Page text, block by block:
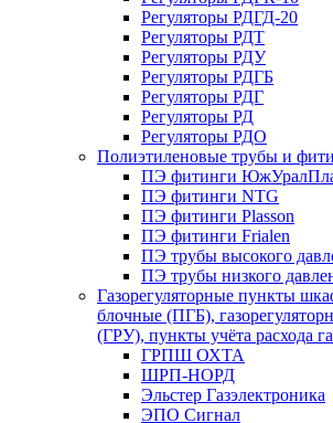
Регуляторы РДГД-20
Регуляторы РДТ
Регуляторы РДУ
Регуляторы РДГБ
Регуляторы РДГ
Регуляторы РД
Регуляторы РДО
Полиэтиленовые трубы и
ПЭ фитинги
ПЭ фитинги NTG
ПЭ фитинги Plasson
ПЭ фитинги Frialen
ПЭ трубы высокого
ПЭ трубы низкого
Газорегуляторные пункты
блочные (ПГБ),
(ГРУ), пункты учёта расхода
ГРПШ ОХТА
ШРП-НОРД
Эльстер Газэлектроника
ЭПО Сигнал